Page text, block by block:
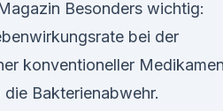
Besonders wichtig:
bei der
konventioneller
Bakterienabwehr.